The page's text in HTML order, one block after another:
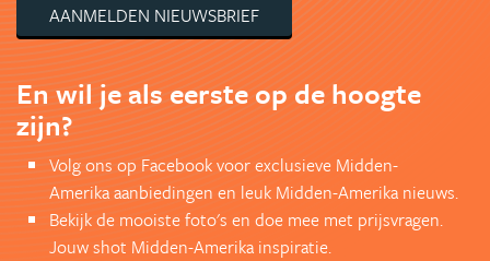
AANMELDEN NIEUWSBRIEF
En wil je als eerste op de hoogte
zijn?
Volg ons op Facebook voor exclusieve Midden-
Amerika aanbiedingen en leuk Midden-Amerika nieuws.
Bekijk de mooiste foto's en doe mee met prijsvragen.
Jouw shot Midden-Amerika inspiratie.